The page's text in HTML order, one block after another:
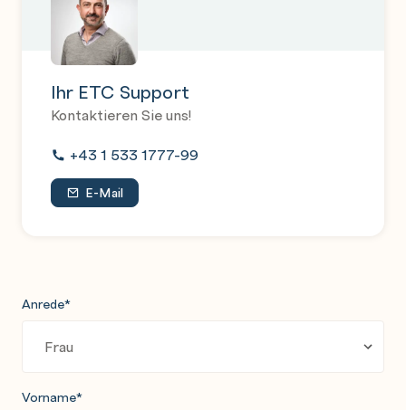
Kalendereinstellungen festlegen
Personen und Kontakte
Kontakte aus Ihrer Organisation
Microsoft To-Do
Übersicht der Listen in To-Do
Aufgaben organisieren und verwalten
Listen teilen
Ihr ETC Support
Kontaktieren Sie uns!
+43 1 533 1777-99
E-Mail
Anrede*
Vorname*